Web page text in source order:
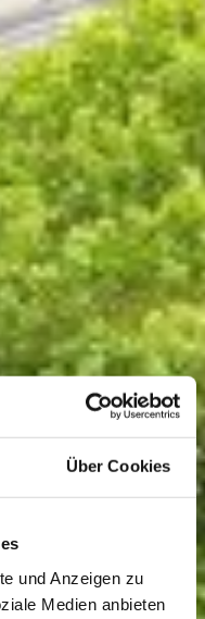
Über Cookies
und Anzeigen zu
Medien anbieten